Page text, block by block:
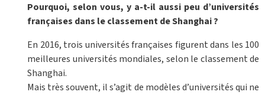
Pourquoi, selon vous, y a-t-il aussi peu d’universités
françaises dans le classement de Shanghai ?
En 2016, trois universités françaises figurent dans les 100
meilleures universités mondiales, selon le classement de
Shanghai.
Mais très souvent, il s’agit de modèles d’universités qui ne